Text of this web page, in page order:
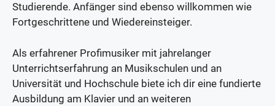
Studierende. Anfänger sind ebenso willkommen wie
Fortgeschrittene und Wiedereinsteiger.
Als erfahrener Profimusiker mit jahrelanger
Unterrichtserfahrung an Musikschulen und an
Universität und Hochschule biete ich dir eine fundierte
Ausbildung am Klavier und an weiteren